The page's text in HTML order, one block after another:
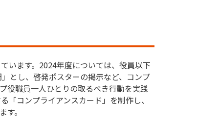
います。2024年度については、役員以下
とし、啓発ポスターの掲示など、コンプ
役職員一人ひとりの取るべき行動を実践
コンプライアンスカード」を制作し、
。